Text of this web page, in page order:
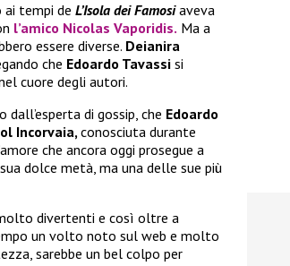
tempi de L’Isola dei Famosiaveva
l’amico Nicolas Vaporidis. Ma a
essere diverse. Deianira
che Edoardo Tavassi si
cuore degli autori.
di gossip, che Edoardo
Incorvaia,conosciuta durante
che ancora oggi prosegue a
dolce metà, ma una delle sue più
divertenti e così oltre a
un volto noto sul web e molto
sarebbe un bel colpo per